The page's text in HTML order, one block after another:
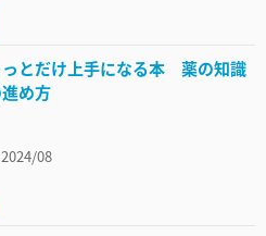
っとだけ上手になる本 薬の知識
め方
08